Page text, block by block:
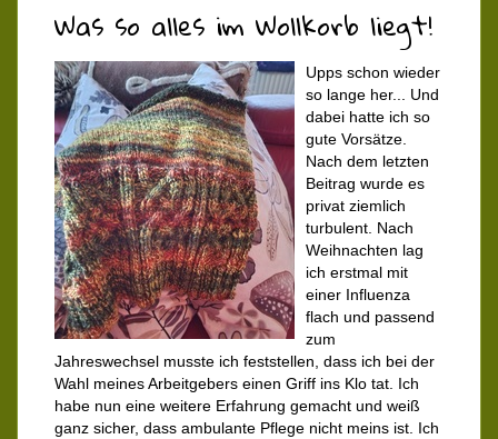
Was so alles im Wollkorb liegt!
Upps schon wieder
so lange her... Und
dabei hatte ich so
gute Vorsätze.
Nach dem letzten
Beitrag wurde es
privat ziemlich
turbulent. Nach
Weihnachten lag
ich erstmal mit
einer Influenza
flach und passend
zum
Jahreswechsel musste ich feststellen, dass ich bei der
Wahl meines Arbeitgebers einen Griff ins Klo tat. Ich
habe nun eine weitere Erfahrung gemacht und weiß
ganz sicher, dass ambulante Pflege nicht meins ist. Ich